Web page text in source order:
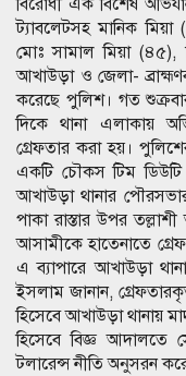
ট্যাবলেটসহ মানিক
মোঃ সামাল মিয়া (৪৫),
আখাউড়া ও জেলা-
করেছে পুলিশ। গত
দিকে থানা এলাকায়
গ্রেফতার করা হয়।
একটি চৌকস টিম ডিউটি
আখাউড়া থানার
পাকা রাস্তার উপর
আসামীকে হাতেনাতে
এ ব্যাপারে আখাউড়া
ইসলাম জানান,
হিসেবে আখাউড়া থানায়
হিসেবে বিজ্ঞ আদালতে
টলারেন্স নীতি অনুসরন